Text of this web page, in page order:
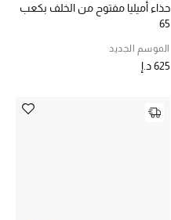
حذاء أميليا مفتوح من الخلف بكعب
65
الموسم الجديد
625 د.إ